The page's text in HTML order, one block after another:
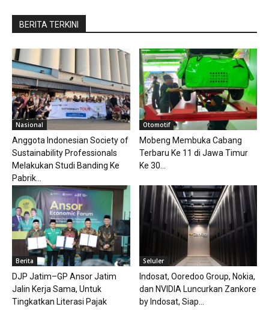
BERITA TERKINI
Nasional
Anggota Indonesian Society of
Sustainability Professionals
Melakukan Studi Banding Ke
Pabrik...
Otomotif
Mobeng Membuka Cabang
Terbaru Ke 11 di Jawa Timur
Ke 30...
Berita
DJP Jatim–GP Ansor Jatim
Jalin Kerja Sama, Untuk
Tingkatkan Literasi Pajak
Seluler
Indosat, Ooredoo Group, Nokia,
dan NVIDIA Luncurkan Zankore
by Indosat, Siap...